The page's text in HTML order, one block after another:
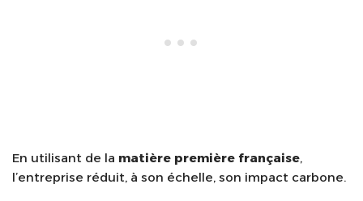
En utilisant de la matière première française,
l’entreprise réduit, à son échelle, son impact carbone.